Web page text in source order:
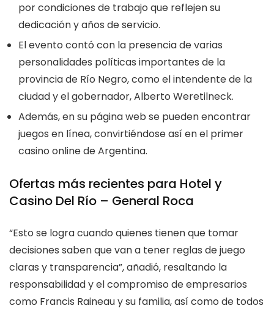
por condiciones de trabajo que reflejen su
dedicación y años de servicio.
El evento contó con la presencia de varias
personalidades políticas importantes de la
provincia de Río Negro, como el intendente de la
ciudad y el gobernador, Alberto Weretilneck.
Además, en su página web se pueden encontrar
juegos en línea, convirtiéndose así en el primer
casino online de Argentina.
Ofertas más recientes para Hotel y
Casino Del Río – General Roca
“Esto se logra cuando quienes tienen que tomar
decisiones saben que van a tener reglas de juego
claras y transparencia”, añadió, resaltando la
responsabilidad y el compromiso de empresarios
como Francis Raineau y su familia, así como de todos